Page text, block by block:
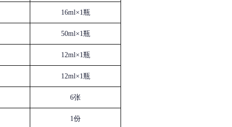
16ml×1瓶
50ml×1瓶
12ml×1瓶
12ml×1瓶
6张
1份